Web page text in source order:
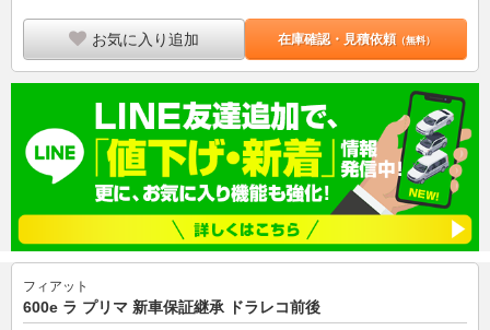
お気に入り追加 在庫確認・見積依頼（無料）
フィアット
600e ラ プリマ 新車保証継承 ドラレコ前後